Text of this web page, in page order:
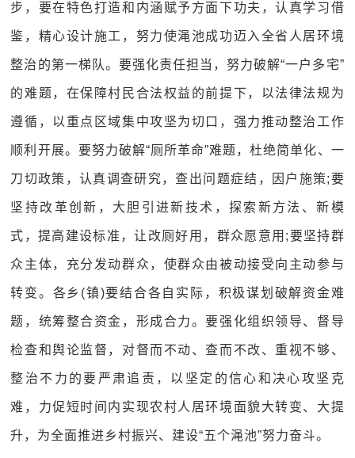
步，要在特色打造和内涵赋予方面下功夫，认真学习借
鉴，精心设计施工，努力使渑池成功迈入全省人居环境
整治的第一梯队。要强化责任担当，努力破解“一户多宅”
的难题，在保障村民合法权益的前提下，以法律法规为
遵循，以重点区域集中攻坚为切口，强力推动整治工作
顺利开展。要努力破解“厕所革命”难题，杜绝简单化、一
刀切政策，认真调查研究，查出问题症结，因户施策;要
坚持改革创新，大胆引进新技术，探索新方法、新模
式，提高建设标准，让改厕好用，群众愿意用;要坚持群
众主体，充分发动群众，使群众由被动接受向主动参与
转变。各乡(镇)要结合各自实际，积极谋划破解资金难
题，统筹整合资金，形成合力。要强化组织领导、督导
检查和舆论监督，对督而不动、查而不改、重视不够、
整治不力的要严肃追责，以坚定的信心和决心攻坚克
难，力促短时间内实现农村人居环境面貌大转变、大提
升，为全面推进乡村振兴、建设“五个渑池”努力奋斗。